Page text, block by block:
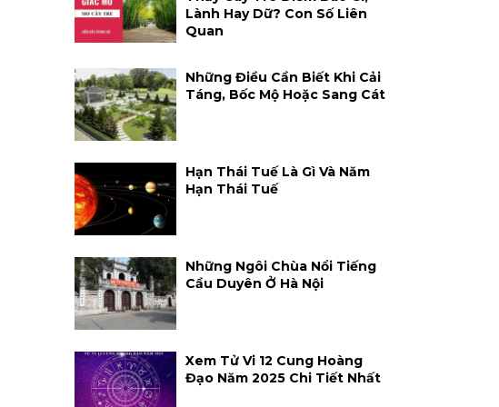
Lành Hay Dữ? Con Số Liên
Quan
Những Điều Cần Biết Khi Cải
Táng, Bốc Mộ Hoặc Sang Cát
Hạn Thái Tuế Là Gì Và Năm
Hạn Thái Tuế
Những Ngôi Chùa Nổi Tiếng
Cầu Duyên Ở Hà Nội
Xem Tử Vi 12 Cung Hoàng
Đạo Năm 2025 Chi Tiết Nhất